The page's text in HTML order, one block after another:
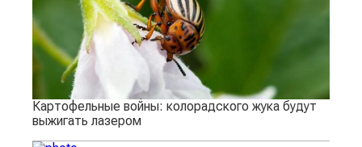
Картофельные войны: колорадского жука будут
выжигать лазером